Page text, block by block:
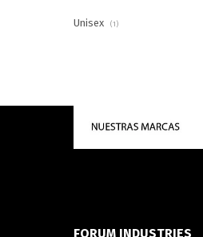
Unisex (1)
FORUM INDUSTRIES